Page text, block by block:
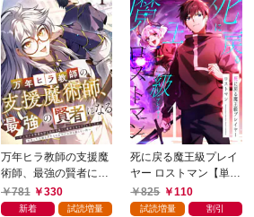
万年ヒラ教師の支援魔
術師、最強の賢者にな
る～不人気の支援魔術
師は給料泥棒だと魔術
781 330
新着 試読増量
死に戻る魔王級プレイ
ヤー ロストマン【単行
本版】 1巻
825 110
試読増量 割引